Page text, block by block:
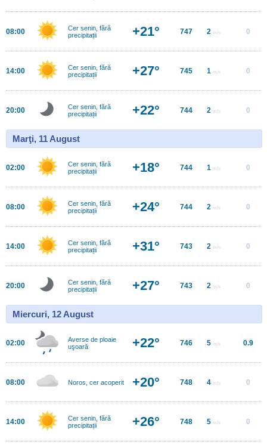
08:00
Cer senin, fără
precipitații
+21° 747 2 m/s 0
14:00
Cer senin, fără
precipitații
+27° 745 1 m/s 0
20:00
Cer senin, fără
precipitații
+22° 744 2 m/s 0
Marţi, 11 August
02:00
Cer senin, fără
precipitații
+18° 744 1 m/s 0
08:00
Cer senin, fără
precipitații
+24° 744 2 m/s 0
14:00
Cer senin, fără
precipitații
+31° 743 2 m/s 0
20:00
Cer senin, fără
precipitații
+27° 743 2 m/s 0
Miercuri, 12 August
02:00
Averse de ploaie
uşoară
+22° 746 5 m/s 0.9
08:00 Noros, cer acoperit +20° 748 4 m/s 0
14:00
Cer senin, fără
precipitații
+26° 748 5 m/s 0